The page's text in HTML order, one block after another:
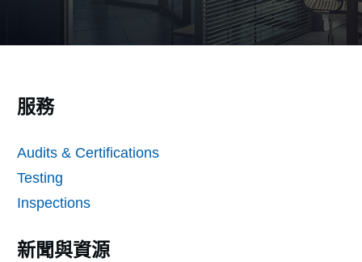
服務
Audits & Certifications
Testing
Inspections
新聞與資源